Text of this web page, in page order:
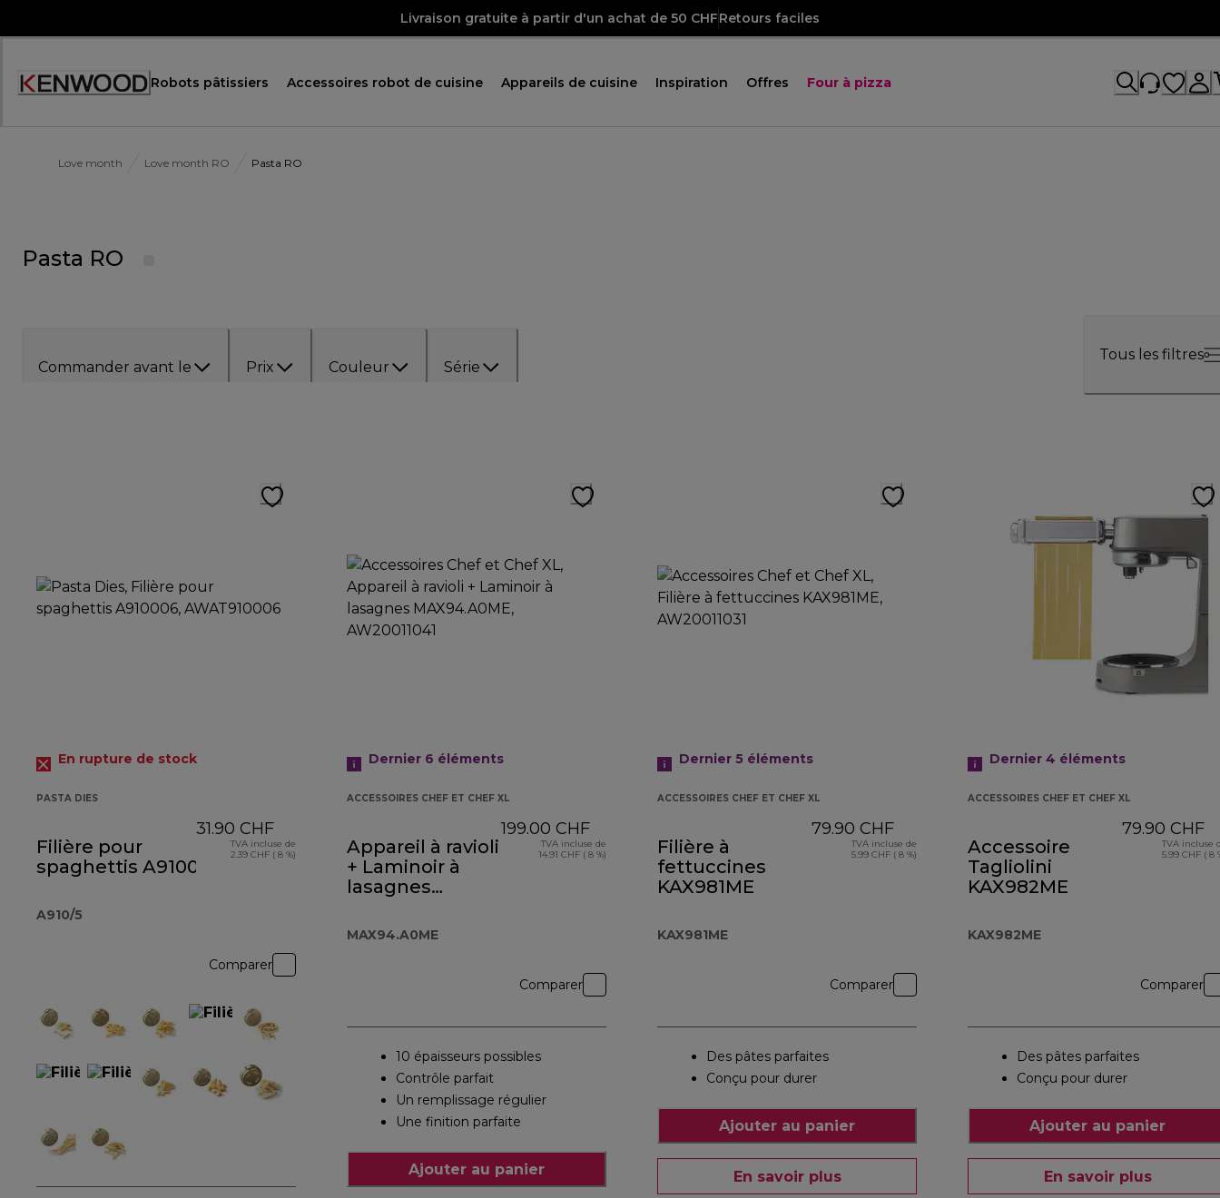
Livraison gratuite à partir d'un achat de 50 CHFRetours faciles
Accessibility
Robots pâtissiers Accessoires robot de cuisine Appareils de cuisine Inspiration Offres Four à pizza
Love month Love month RO Pasta RO
Pasta RO
Commander avant le Prix Couleur Série
Tous les filtres
En rupture de stock
PASTA DIES
Filière pour
spaghettis A910006
A910/5
31.90 CHF
TVA incluse de
2.39 CHF ( 8 %)
Comparer
Dernier 6 éléments
ACCESSOIRES CHEF ET CHEF XL
Appareil à ravioli
+ Laminoir à
lasagnes
MAX94.A0ME
199.00 CHF
TVA incluse de
14.91 CHF ( 8 %)
Comparer
10 épaisseurs possibles
Contrôle parfait
Un remplissage régulier
Une finition parfaite
Ajouter au panier
Dernier 5 éléments
ACCESSOIRES CHEF ET CHEF XL
Filière à
fettuccines
KAX981ME
KAX981ME
79.90 CHF
TVA incluse de
5.99 CHF ( 8 %)
Comparer
Des pâtes parfaites
Conçu pour durer
Ajouter au panier
En savoir plus
Dernier 4 éléments
ACCESSOIRES CHEF ET CHEF XL
Accessoire
Tagliolini
KAX982ME
KAX982ME
79.90 CHF
TVA incluse
5.99 CHF ( 8
Comparer
Des pâtes parfaites
Conçu pour durer
Ajouter au panier
En savoir plus